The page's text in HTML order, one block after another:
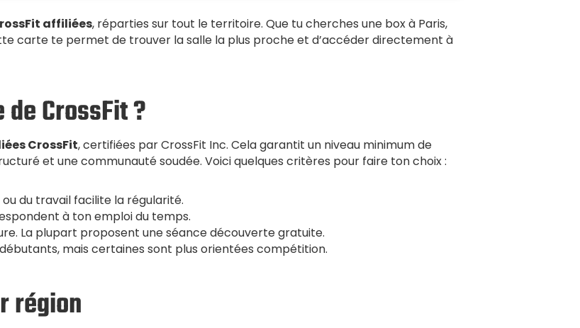
affiliées, réparties sur tout le territoire. Que tu cherches une box à Paris,
carte te permet de trouver la salle la plus proche et d’accéder directement à
CrossFit ?
CrossFit, certifiées par CrossFit Inc. Cela garantit un niveau minimum de
et une communauté soudée. Voici quelques critères pour faire ton choix :
du travail facilite la régularité.
à ton emploi du temps.
La plupart proposent une séance découverte gratuite.
mais certaines sont plus orientées compétition.
région